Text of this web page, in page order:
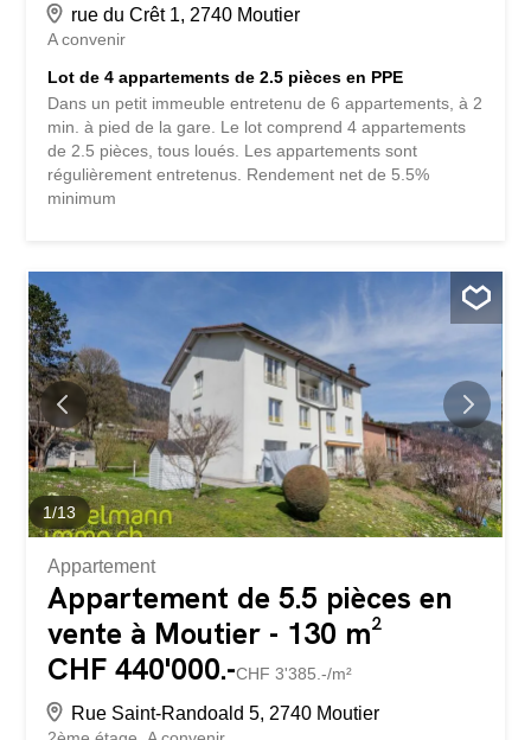
rue du Crêt 1, 2740 Moutier
A convenir
Lot de 4 appartements de 2.5 pièces en PPE
Dans un petit immeuble entretenu de 6 appartements, à 2
min. à pied de la gare. Le lot comprend 4 appartements
de 2.5 pièces, tous loués. Les appartements sont
régulièrement entretenus. Rendement net de 5.5%
minimum
1/13
Appartement
Appartement de 5.5 pièces en
vente à Moutier - 130 m²
CHF 440'000.-CHF 3'385.-/m²
Rue Saint-Randoald 5, 2740 Moutier